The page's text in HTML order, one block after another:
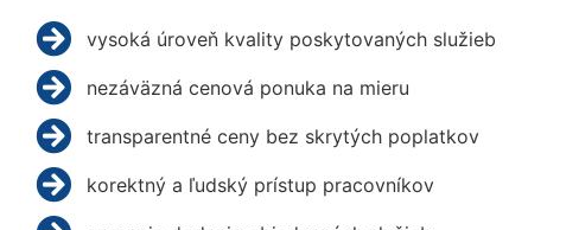
vysoká úroveň kvality poskytovaných služieb
nezáväzná cenová ponuka na mieru
transparentné ceny bez skrytých poplatkov
korektný a ľudský prístup pracovníkov